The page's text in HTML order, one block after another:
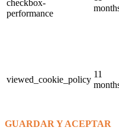
checkbox-
performance
viewed_cookie_policy
11
GUARDAR Y ACEPTAR